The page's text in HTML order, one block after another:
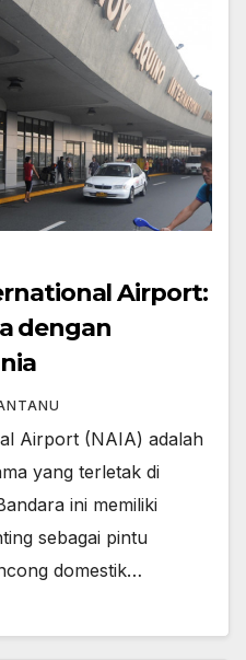
Airport:
dengan
Airport (NAIA) adalah
yang terletak di
ini memiliki
sebagai pintu
domestik…